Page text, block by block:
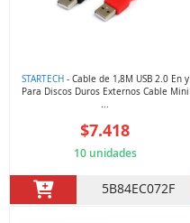
STARTECH- Cable de 1,8M USB 2.0 En y
Para Discos Duros Externos Cable Mini
...
$7.418
10 unidades
5B84EC072F